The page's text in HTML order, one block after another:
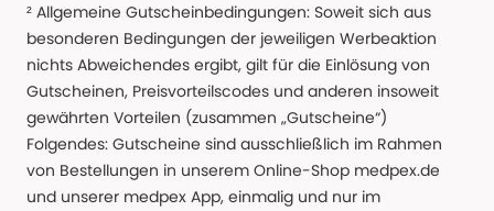
² Allgemeine Gutscheinbedingungen: Soweit sich aus
besonderen Bedingungen der jeweiligen Werbeaktion
nichts Abweichendes ergibt, gilt für die Einlösung von
Gutscheinen, Preisvorteilscodes und anderen insoweit
gewährten Vorteilen (zusammen „Gutscheine“)
Folgendes: Gutscheine sind ausschließlich im Rahmen
von Bestellungen in unserem Online-Shop medpex.de
und unserer medpex App, einmalig und nur im